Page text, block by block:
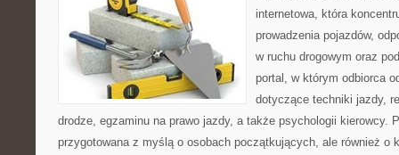
internetowa, która
prowadzenia pojazdów,
w ruchu drogowym oraz
portal, w którym odbiorca
dotyczące techniki jazdy,
drodze, egzaminu na prawo jazdy, a także psychologii kierowcy.
przygotowana z myślą o osobach początkujących, ale również o